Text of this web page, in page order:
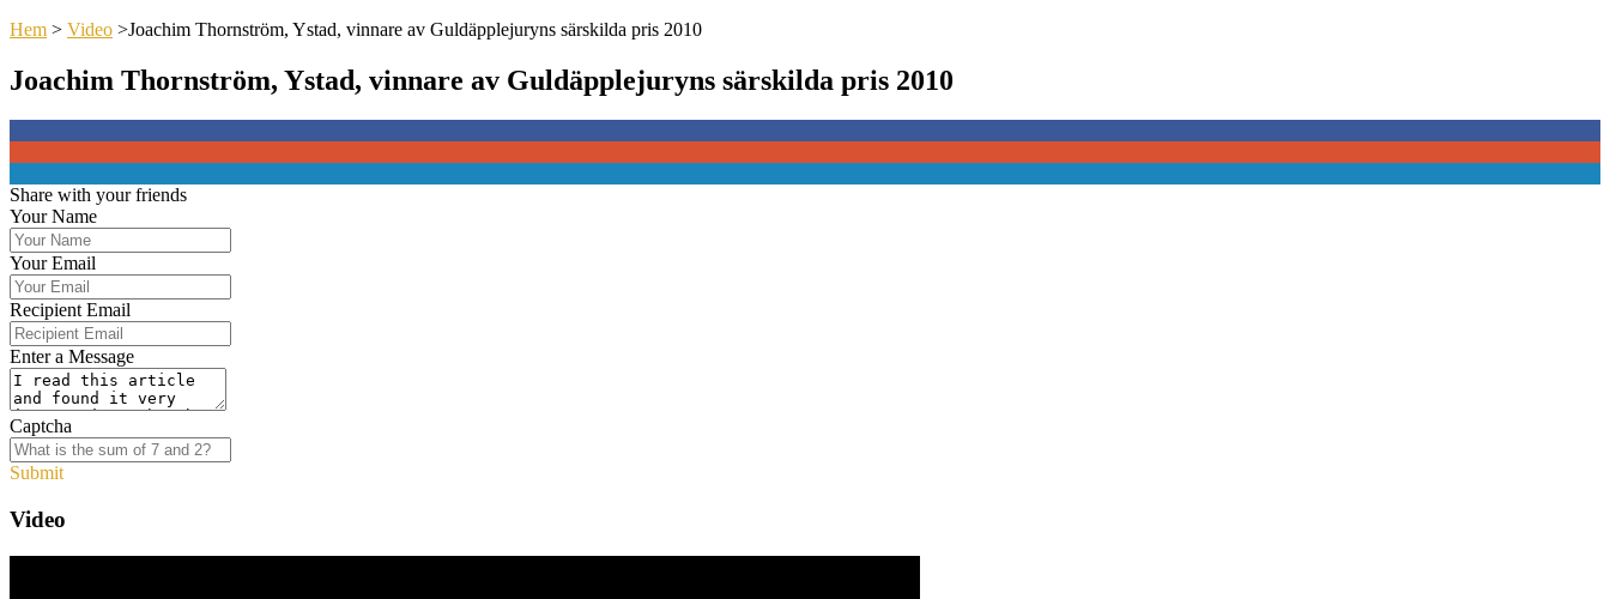
Hem > Video >Joachim Thornström, Ystad, vinnare av Guldäpplejuryns särskilda pris 2010
Joachim Thornström, Ystad, vinnare av Guldäpplejuryns särskilda pris 2010
Share with your friends
Your Name
Your Email
Recipient Email
Enter a Message
Captcha
Submit
Video